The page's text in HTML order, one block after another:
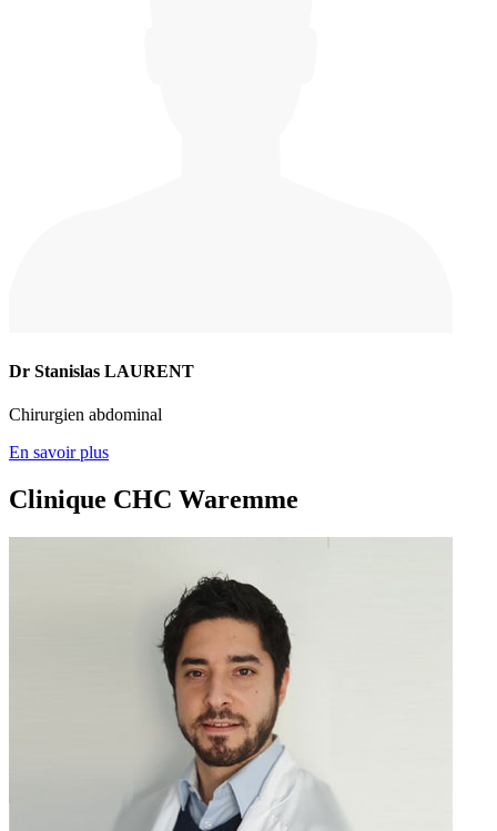
Dr Stanislas LAURENT
Chirurgien abdominal
En savoir plus
Clinique CHC Waremme